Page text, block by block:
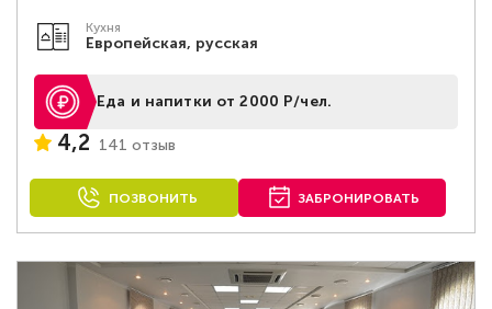
Кухня
Европейская, русская
Еда и напитки от 2000 Р/чел.
4,2 141 отзыв
ПОЗВОНИТЬ ЗАБРОНИРОВАТЬ